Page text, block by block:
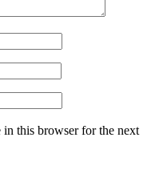
in this browser for the next